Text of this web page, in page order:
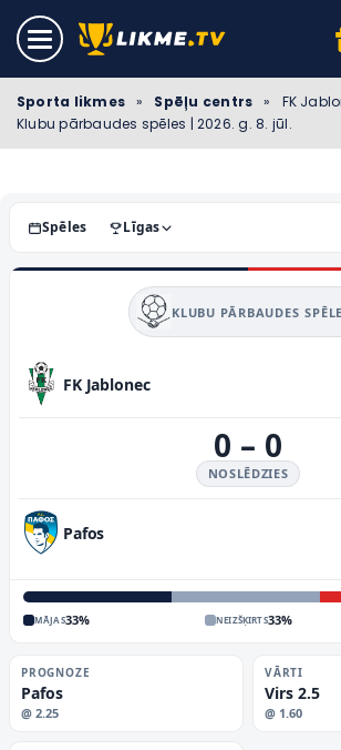
Sporta likmes » Spēļu centrs »
FK
Klubu pārbaudes spēles | 2026. g. 8. jūl.
Spēles Līgas
KLUBU PĀRBAUDES
FK Jablonec
0 – 0
NOSLĒDZIES
Pafos
MĀJAS33% NEIZŠĶIRTS33%
PROGNOZE
Pafos
@ 2.25
VĀRTI
Virs 2.5
@ 1.60